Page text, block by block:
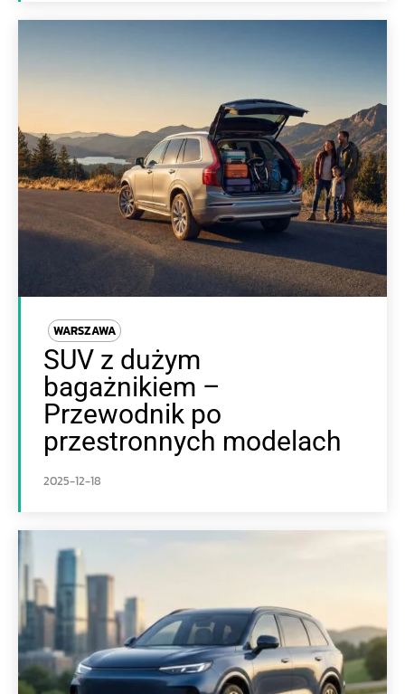
WARSZAWA
SUV z dużym
bagażnikiem –
Przewodnik po
przestronnych modelach
2025-12-18